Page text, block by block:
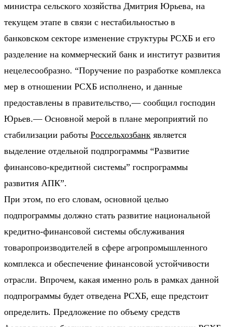
министра сельского хозяйства Дмитрия Юрьева, на
текущем этапе в связи с нестабильностью в
банковском секторе изменение структуры РСХБ и его
разделение на коммерческий банк и институт развития
нецелесообразно. “Поручение по разработке комплекса
мер в отношении РСХБ исполнено, и данные
предоставлены в правительство,— сообщил господин
Юрьев.— Основной мерой в плане мероприятий по
стабилизации работы Россельхозбанк является
выделение отдельной подпрограммы “Развитие
финансово-кредитной системы” госпрограммы
развития АПК”.
При этом, по его словам, основной целью
подпрограммы должно стать развитие национальной
кредитно-финансовой системы обслуживания
товаропроизводителей в сфере агропромышленного
комплекса и обеспечение финансовой устойчивости
отрасли. Впрочем, какая именно роль в рамках данной
подпрограммы будет отведена РСХБ, еще предстоит
определить. Предложение по объему средств